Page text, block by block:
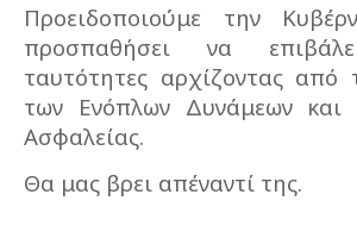
Προειδοποιούμε την
προσπαθήσει να
ταυτότητες αρχίζοντας από
των Ενόπλων Δυνάμεων
Ασφαλείας.
Θα μας βρει απέναντί της.